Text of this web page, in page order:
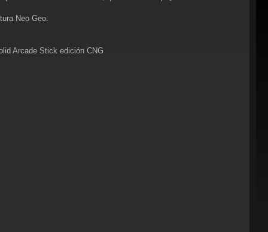
Neo Geo.
Arcade Stick edición CNG